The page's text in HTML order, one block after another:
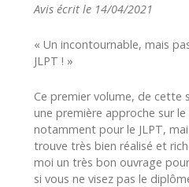
Avis écrit le 14/04/2021
« Un incontournable, mais
JLPT ! »
Ce premier volume, de cette
une première approche sur
notamment pour le JLPT,
trouve très bien réalisé et
moi un très bon ouvrage
si vous ne visez pas le